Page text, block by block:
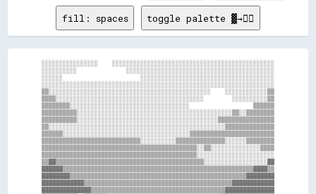
fill: spaces toggle palette ▓→✊🏽
░░░░░░░░░░░░░░░░    ░░░░░░░░░░░░░░░░░░░░░░░░░░░░░░░░░░░░░░░░░░░░░░
░░░░░░░░░░              ░░░░░░░░░░░░░░░░░░░░░░░░░░░░░░░░░░░░░░░░░░
░░░░░░                      ░░░░░░░░░░░░░░░░░░░░░░░░░░░░░░░░░░░░░░
░░░░░░░░░░░░░░░░░░░░░░░░░░░░░░░░░░░░░░░░░░░░░░░░░░░░░░░░░░░░░░░░░░
▒▒░░░░░░░░░░░░░░░░░░░░░░░░░░░░░░░░░░░░░░░░░░░░░░    ░░░░░░░░░░░░▒▒
▒▒▒▒░░░░░░░░░░░░░░░░░░░░░░░░░░░░░░░░░░░░░░░░░░        ░░░░░░░░░░▒▒
▒▒▒▒▒▒▒▒░░░░░░░░░░░░░░░░░░░░░░░░░░░░░░░░░░                  ▒▒▒▒▒▒
▒▒▒▒▒▒▒▒▒▒░░░░░░░░░░░░░░░░░░░░░░░░░░░░░░░░░░░░░░░░░░░░▒▒░░▒▒▒▒▒▒▒▒
▒▒▒▒▒▒▒▒▒▒░░░░░░░░░░░░░░░░░░░░░░░░░░░░░░░░░░░░░░░░▒▒▒▒▒▒▒▒▒▒▒▒▒▒▒▒
▒▒░░░░░░░░░░░░░░░░░░░░░░░░░░░░░░░░░░░░░░░░░░░░░░░░░░▒▒▒▒▒▒▒▒▒▒▒▒▒▒
▒▒▒▒▒▒░░░░░░░░░░░░░░░░░░░░░░░░░░░░░░░░░░░░▒▒▒▒▒▒▒▒▒▒▒▒▒▒▒▒▒▒▒▒▒▒▒▒
▒▒▒▒▒▒▒▒▒▒▒▒▒▒▒▒▒▒▒▒▒▒▒▒▒▒▒▒░░░░░░░░░░▒▒▒▒▒▒▒▒▒▒▒▒▒▒░░░░░░▒▒▒▒▒▒▒▒
▒▒▒▒▒▒▒▒▒▒▒▒▒▒▒▒▒▒▒▒▒▒▒▒▒▒▒▒▒▒▒▒▒▒▒▒▒▒▒▒▒▒▒▒░░▒▒░░░░░░░░░░░░░░▒▒▒▒
▒▒▒▒▒▒▒▒▒▒▒▒▒▒▒▒▒▒▒▒▒▒▒▒▒▒▒▒▒▒▒▒▒▒▒▒▒▒▒▒▒▒▒▒░░░░░░░░░░░░░░░░░░░░░░
▒▒▓▓▒▒▒▒▒▒▒▒▒▒▒▒▒▒▒▒▒▒▒▒▒▒▒▒▒▒▒▒▒▒▒▒▒▒▒▒▒▒▒▒▒▒░░░░░░░░░░░░░░░░░░▓▓
▓▓▓▓▓▓▒▒▒▒▒▒▒▒▒▒▒▒▒▒▒▒▒▒▒▒▒▒▒▒▒▒▒▒▒▒▒▒▒▒▒▒▒▒▒▒▒▒▒▒▒▒▒▒▒▒▒▒▒▒▓▓▓▓▒▒
▓▓▓▓▓▓▓▓▒▒▒▒▒▒▒▒▒▒▒▒▒▒▒▒▒▒▒▒▒▒▒▒▒▒▒▒▒▒▒▒▒▒▒▒▒▒▒▒▒▒▒▒▒▒▒▒▒▒▓▓▓▓▓▓▓▓
▓▓▓▓▓▓▓▓▓▓▓▓▒▒▒▒▒▒▒▒▒▒▒▒▒▒▒▒▒▒▒▒▒▒▒▒▒▒▒▒▒▒▒▒▒▒▒▒▒▒▒▒▒▒▓▓▓▓▓▓▓▓▓▓▓▓
▓▓▓▓▓▓▓▓▓▓▓▓▓▓▒▒▒▒▒▒▒▒▒▒▒▒▒▒▒▒▒▒▒▒▒▒▒▒▒▒▒▒▒▒▒▒▒▒▒▒▒▒▓▓▓▓▓▓▓▓▓▓▓▓▓▓